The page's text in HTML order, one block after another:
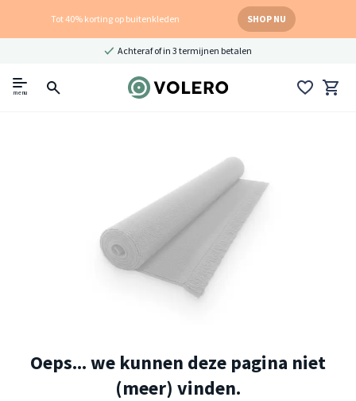
Tot 40% korting op buitenkleden SHOP NU
Achteraf of in 3 termijnen betalen
menu
Oeps... we kunnen deze pagina niet
(meer) vinden.